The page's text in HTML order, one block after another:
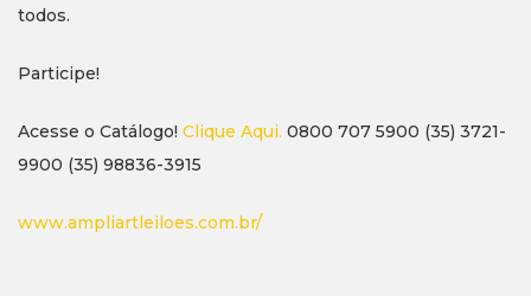
todos.
Participe!
Acesse o Catálogo! Clique Aqui. 0800 707 5900 (35) 3721-
9900 (35) 98836-3915
www.ampliartleiloes.com.br/